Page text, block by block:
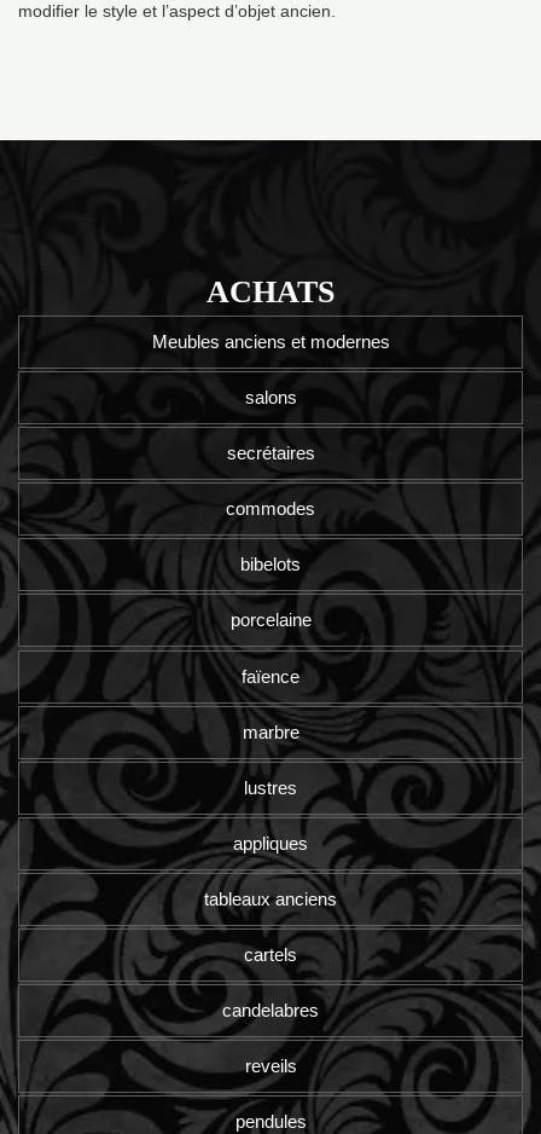
modifier le style et l’aspect d’objet ancien.
ACHATS
Meubles anciens et modernes
salons
secrétaires
commodes
bibelots
porcelaine
faïence
marbre
lustres
appliques
tableaux anciens
cartels
candelabres
reveils
pendules